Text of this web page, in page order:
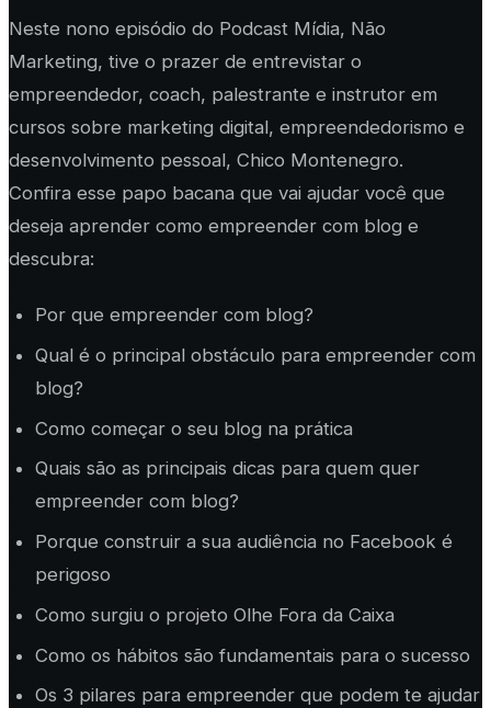
Neste nono episódio do Podcast Mídia, Não
Marketing, tive o prazer de entrevistar o
empreendedor, coach, palestrante e instrutor em
cursos sobre marketing digital, empreendedorismo e
desenvolvimento pessoal, Chico Montenegro.
Confira esse papo bacana que vai ajudar você que
deseja aprender como empreender com blog e
descubra:
Por que empreender com blog?
Qual é o principal obstáculo para empreender com
blog?
Como começar o seu blog na prática
Quais são as principais dicas para quem quer
empreender com blog?
Porque construir a sua audiência no Facebook é
perigoso
Como surgiu o projeto Olhe Fora da Caixa
Como os hábitos são fundamentais para o sucesso
Os 3 pilares para empreender que podem te ajudar